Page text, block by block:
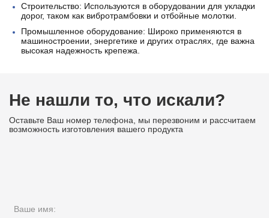
Строительство: Используются в оборудовании для укладки
дорог, таком как вибротрамбовки и отбойные молотки.
Промышленное оборудование: Широко применяются в
машиностроении, энергетике и других отраслях, где важна
высокая надежность крепежа.
Не нашли то, что искали?
Оставьте Ваш номер телефона, мы перезвоним и рассчитаем
возможность изготовления вашего продукта
Ваше имя: